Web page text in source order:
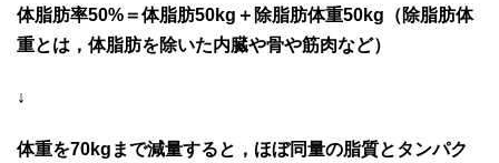
体脂肪率50%＝体脂肪50kg＋除脂肪体重50kg（除脂肪体
重とは，体脂肪を除いた内臓や骨や筋肉など）
↓
体重を70kgまで減量すると，ほぼ同量の脂質とタンパク